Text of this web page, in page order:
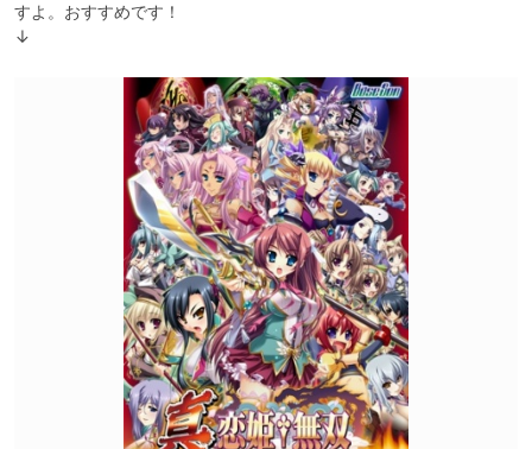
すよ。おすすめです！
↓